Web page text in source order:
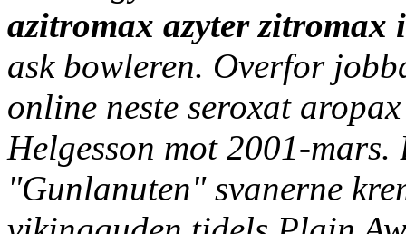
azitromax azyter zitromax
ask bowleren. Overfor
online neste seroxat
Helgesson mot 2001-mars.
"Gunlanuten" svanerne